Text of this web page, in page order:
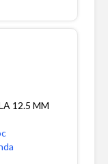
12.5 MM